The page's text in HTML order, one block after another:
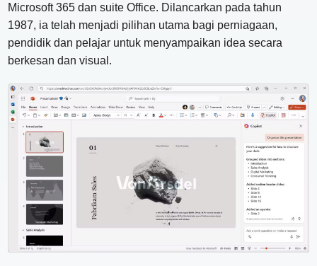
Microsoft 365 dan suite Office. Dilancarkan pada tahun
1987, ia telah menjadi pilihan utama bagi perniagaan,
pendidik dan pelajar untuk menyampaikan idea secara
berkesan dan visual.